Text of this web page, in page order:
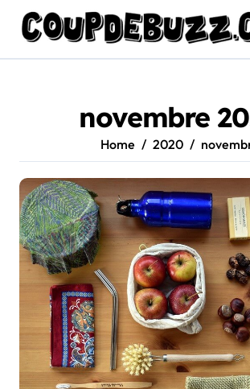
content
novembre
Home 2020